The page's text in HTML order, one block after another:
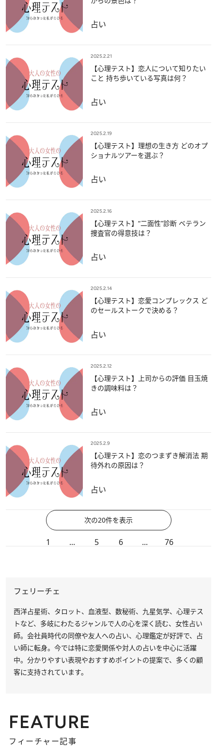
占い
2025.2.21
【心理テスト】恋人について知りたい
こと 持ち歩いている写真は何？
占い
2025.2.19
【心理テスト】理想の生き方 どのオプ
ショナルツアーを選ぶ？
占い
2025.2.16
【心理テスト】“二面性”診断 ベテラン
捜査官の得意技は？
占い
2025.2.14
【心理テスト】恋愛コンプレックス ど
のセールストークで決める？
占い
2025.2.12
【心理テスト】上司からの評価 目玉焼
きの調味料は？
占い
2025.2.9
【心理テスト】恋のつまずき解消法 期
待外れの原因は？
占い
次の20件を表示
1 ... 5 6 ... 76
フェリーチェ
西洋占星術、タロット、血液型、数秘術、九星気学、心理テス
トなど、多岐にわたるジャンルで人の心を深く読む、女性占い
師。会社員時代の同僚や友人への占い、心理鑑定が好評で、占
い師に転身。今では特に恋愛関係や対人の占いを中心に活躍
中。分かりやすい表現やおすすめポイントの提案で、多くの顧
客に支持されています。
FEATURE
フィーチャー記事